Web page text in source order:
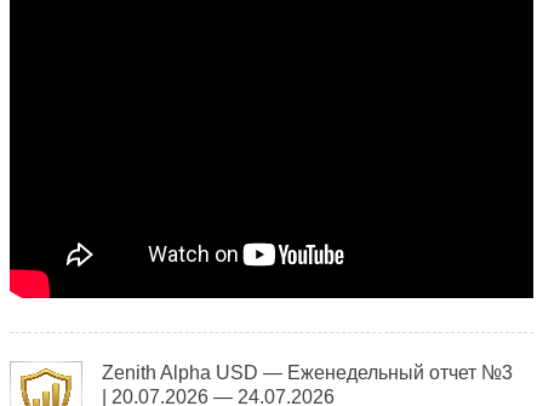
Zenith Alpha USD — Еженедельный отчет №3
| 20.07.2026 — 24.07.2026